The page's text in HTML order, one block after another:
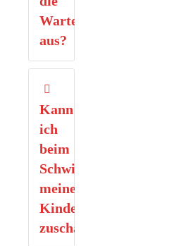
Wartezeiten
aus?
Kann
ich
beim
Schwimmkurs
meines
Kindes
zuschauen?